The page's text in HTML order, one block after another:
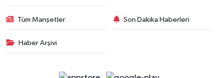
Tüm Manşetler Son Dakika Haberleri
Haber Arşivi